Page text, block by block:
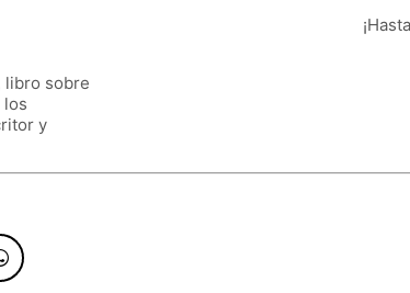
libro sobre
los
y